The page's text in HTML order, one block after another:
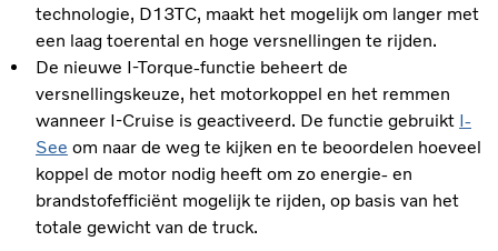
technologie, D13TC, maakt het mogelijk om langer met
een laag toerental en hoge versnellingen te rijden.
De nieuwe I-Torque-functie beheert de
versnellingskeuze, het motorkoppel en het remmen
wanneer I-Cruise is geactiveerd. De functie gebruikt I-
See om naar de weg te kijken en te beoordelen hoeveel
koppel de motor nodig heeft om zo energie- en
brandstofefficiënt mogelijk te rijden, op basis van het
totale gewicht van de truck.